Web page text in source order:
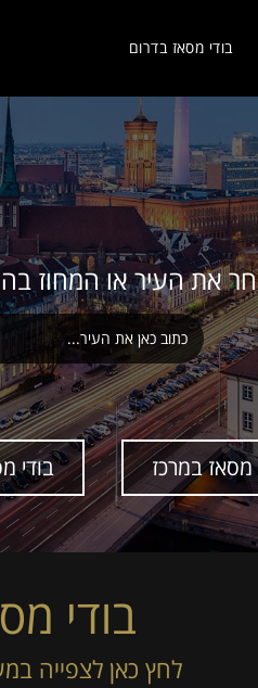
בודי מסאז בדרום
את העיר או המחוז
מסאז במרכז בודי
בודי
לחץ כאן לצפייה